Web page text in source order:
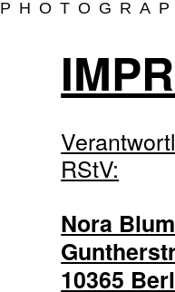
RStV:
Nora
10365